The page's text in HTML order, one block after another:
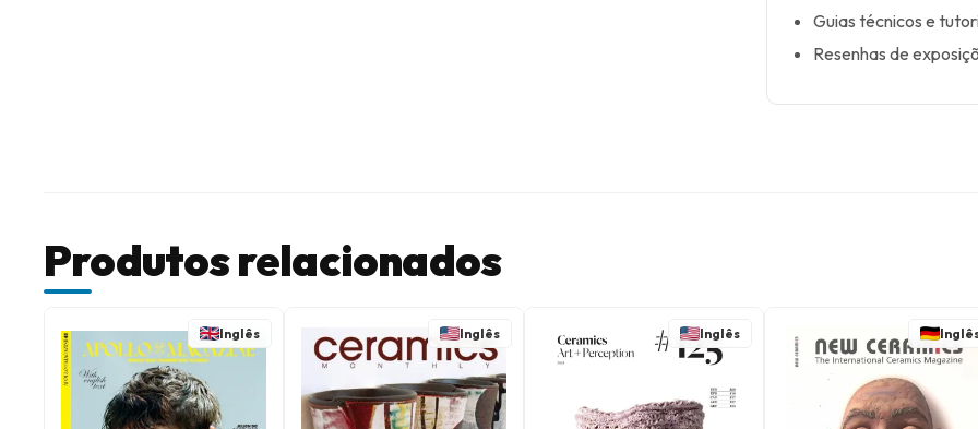
Guias técnicos e
Resenhas de
Produtos relacionados
Inglês Inglês Inglês